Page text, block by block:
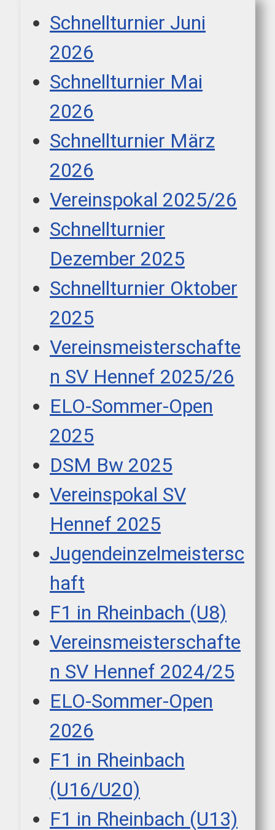
Schnellturnier Juni
2026
Schnellturnier Mai
2026
Schnellturnier März
2026
Vereinspokal 2025/26
Schnellturnier
Dezember 2025
Schnellturnier Oktober
2025
Vereinsmeisterschafte
n SV Hennef 2025/26
ELO-Sommer-Open
2025
DSM Bw 2025
Vereinspokal SV
Hennef 2025
Jugendeinzelmeistersc
haft
F1 in Rheinbach (U8)
Vereinsmeisterschafte
n SV Hennef 2024/25
ELO-Sommer-Open
2026
F1 in Rheinbach
(U16/U20)
F1 in Rheinbach (U13)